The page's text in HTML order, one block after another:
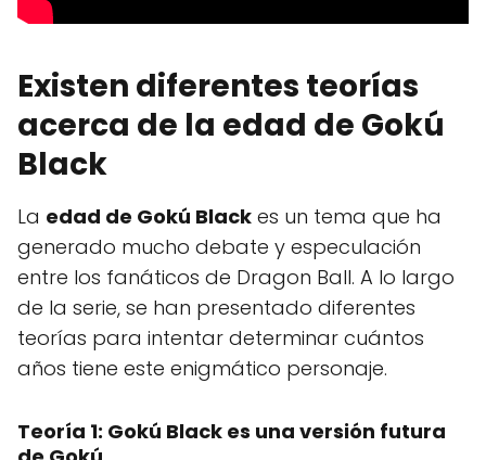
Existen diferentes teorías
acerca de la edad de Gokú
Black
La edad de Gokú Black es un tema que ha
generado mucho debate y especulación
entre los fanáticos de Dragon Ball. A lo largo
de la serie, se han presentado diferentes
teorías para intentar determinar cuántos
años tiene este enigmático personaje.
Teoría 1: Gokú Black es una versión futura